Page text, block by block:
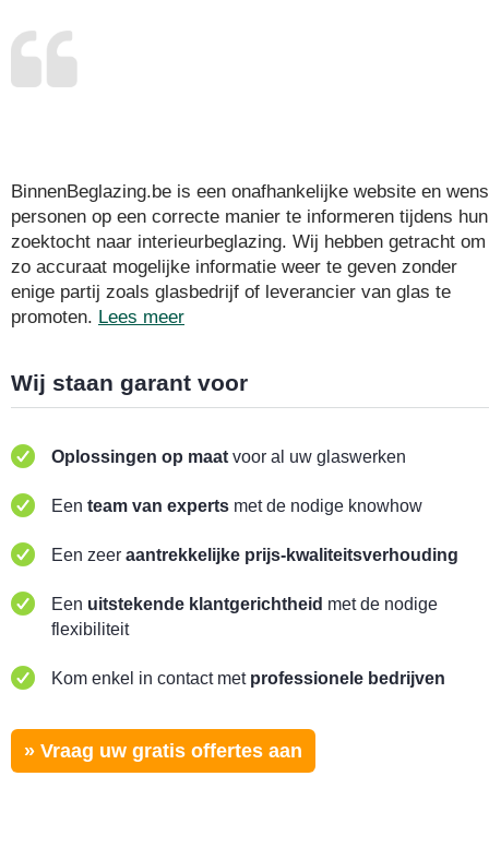
BinnenBeglazing.be is een onafhankelijke website en
personen op een correcte manier te informeren tijdens hun
zoektocht naar interieurbeglazing. Wij hebben getracht om
zo accuraat mogelijke informatie weer te geven zonder
enige partij zoals glasbedrijf of leverancier van glas te
promoten. Lees meer
Wij staan garant voor
Oplossingen op maat voor al uw glaswerken
Een team van experts met de nodige knowhow
Een zeer aantrekkelijke prijs-kwaliteitsverhouding
Een uitstekende klantgerichtheid met de nodige
flexibiliteit
Kom enkel in contact met professionele bedrijven
» Vraag uw gratis offertes aan